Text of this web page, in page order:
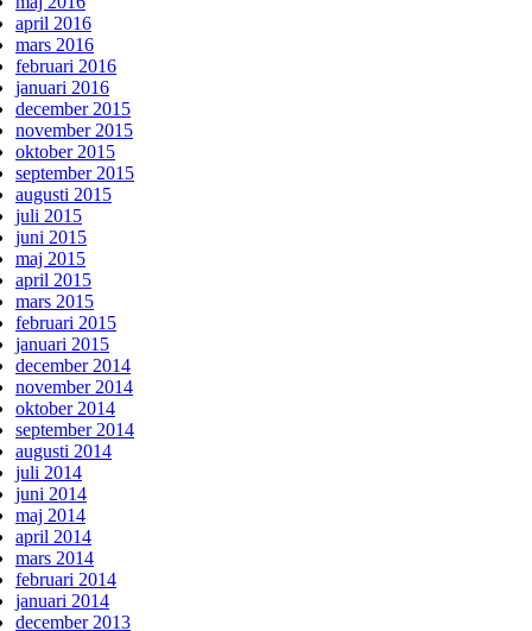
april 2016
mars 2016
februari 2016
januari 2016
december 2015
november 2015
oktober 2015
september 2015
augusti 2015
juli 2015
juni 2015
maj 2015
april 2015
mars 2015
februari 2015
januari 2015
december 2014
november 2014
oktober 2014
september 2014
augusti 2014
juli 2014
juni 2014
maj 2014
april 2014
mars 2014
februari 2014
januari 2014
december 2013